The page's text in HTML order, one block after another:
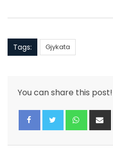
Tags: Gjykata
You can share this post!